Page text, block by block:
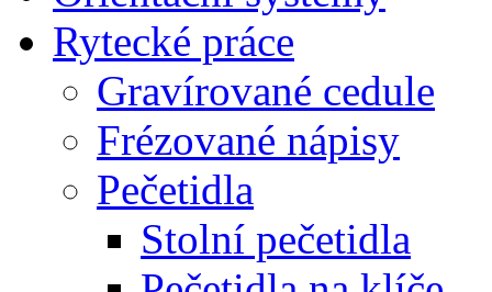
Rytecké práce
Gravírované cedule
Frézované nápisy
Pečetidla
Stolní pečetidla